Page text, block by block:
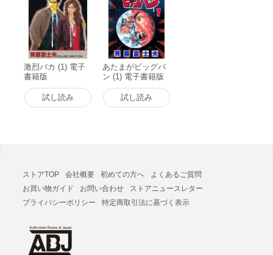
激烈バカ (1) 電子
書籍版
試し読み
あたまがビッグバ
ン (1) 電子書籍版
試し読み
ストアTOP 会社概要 初めての方へ
よくあるご質問
お買い物ガイド
お問い合わせ
ストアニュースレター
プライバシーポリシー
特定商取引法に基づく表示